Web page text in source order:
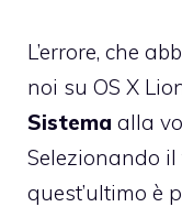
L’errore, che
noi su OS X
Sistema alla
Selezionando il
quest’ultimo è